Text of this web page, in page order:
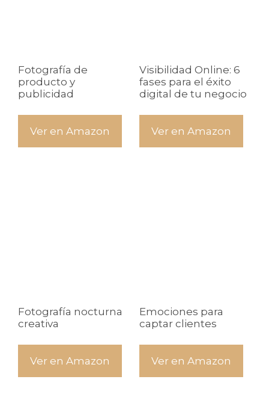
Fotografía de
producto y
publicidad
Ver en Amazon
Visibilidad Online: 6
fases para el éxito
digital de tu negocio
Ver en Amazon
Fotografía nocturna
creativa
Ver en Amazon
Emociones para
captar clientes
Ver en Amazon